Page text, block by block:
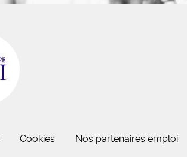
Cookies Nos partenaires emploi